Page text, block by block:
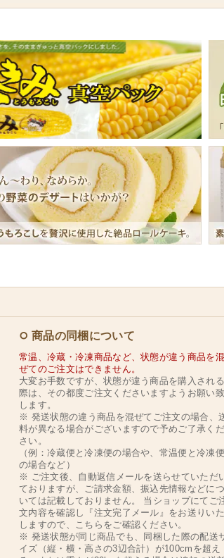
商品の同梱について
常温、冷蔵・冷凍商品など、状態が違う商品を混
ぜてのご注文はできません。
大変お手数ですが、状態が違う商品を購入される
際は、その都度ご注文くださいますようお願い致
します。
※ 発送状態の違う商品を混ぜてご注文の場合、
料が異なる場合がございますので予めご了承くだ
さい。
（例：冷蔵便と冷凍便の場合や、常温便と冷凍便
の場合など）
※ ご注文後、自動返信メールを送らせていただ
ておりますが、ご請求金額、振込先情報などにつ
いては記載しておりません。 当ショップにてご
文内容を確認し『注文完了メール』をお送りいた
しますので、こちらをご確認ください。
※ 発送状態が同じ商品でも、同梱した際の配送
イズ（縦・横・高さの3辺合計）が100cmを超え